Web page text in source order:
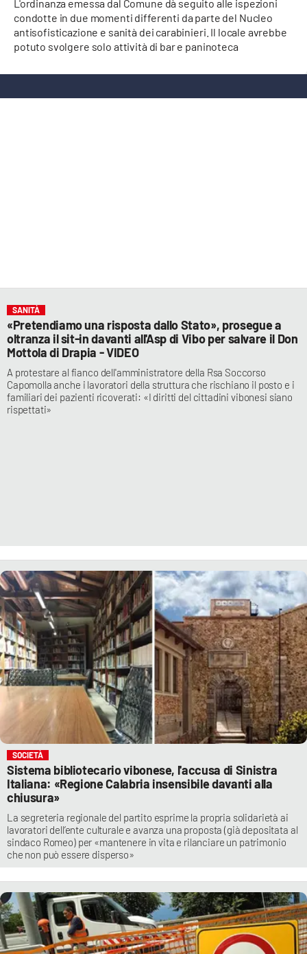
LACPLAY.IT
LACTV.IT
LACONAIR.IT
ANDROID
APPLE
L'ordinanza emessa dal Comune dà seguito alle ispezioni
condotte in due momenti differenti da parte del Nucleo
antisofisticazione e sanità dei carabinieri. Il locale avrebbe
potuto svolgere solo attività di bar e paninoteca
SANITÀ
«Pretendiamo una risposta dallo Stato», prosegue a
oltranza il sit-in davanti all'Asp di Vibo per salvare il Don
Mottola di Drapia - VIDEO
A protestare al fianco dell'amministratore della Rsa Soccorso
Capomolla anche i lavoratori della struttura che rischiano il posto e i
familiari dei pazienti ricoverati: «I diritti del cittadini vibonesi siano
rispettati»
SOCIETÀ
Sistema bibliotecario vibonese, l'accusa di Sinistra
Italiana: «Regione Calabria insensibile davanti alla
chiusura»
La segreteria regionale del partito esprime la propria solidarietà ai
lavoratori dell’ente culturale e avanza una proposta (già depositata al
sindaco Romeo) per «mantenere in vita e rilanciare un patrimonio
che non può essere disperso»